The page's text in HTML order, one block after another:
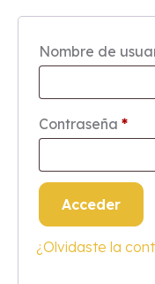
Nombre de
Contraseña *
Acceder
¿Olvidaste la